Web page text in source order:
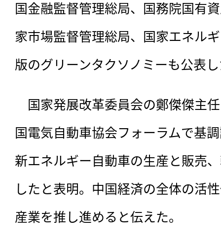
国金融監督管理総局、国務院国有
家市場監督管理総局、国家エネル
版のグリーンタクソノミーも公表
国家発展改革委員会の鄭傑傑主
国電気自動車協会フォーラムで基
新エネルギー自動車の生産と販売
したと表明。中国経済の全体の活
産業を推し進めると伝えた。